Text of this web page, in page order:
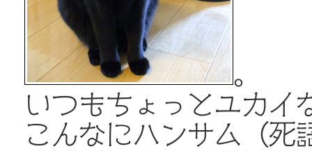
。
いつもちょっとユカイ
こんなにハンサム（死